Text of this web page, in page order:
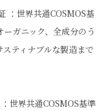
：世界共通COSMOS基
ガニック、全成分のう
ティナブルな製造まで
世界共通COSMOS基準